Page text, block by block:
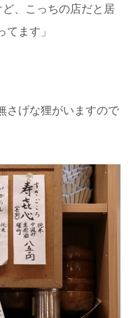
、こっちの店だと居
ます」
さげな狸がいますので